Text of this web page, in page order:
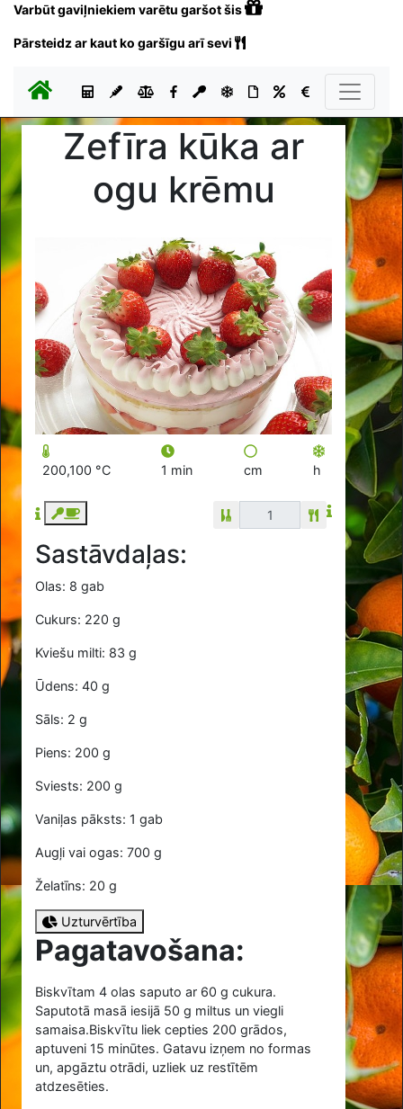
Varbūt gaviļniekiem varētu garšot šis
Pārsteidz ar kaut ko garšīgu arī sevi
Zefīra kūka ar
ogu krēmu
200,100 °C 1 min cm h
Sastāvdaļas:
Olas: 8 gab
Cukurs: 220 g
Kviešu milti: 83 g
Ūdens: 40 g
Sāls: 2 g
Piens: 200 g
Sviests: 200 g
Vaniļas pāksts: 1 gab
Augļi vai ogas: 700 g
Želatīns: 20 g
Uzturvērtība
Pagatavošana:
Biskvītam4 olas saputo ar 60 g cukura.
Saputotā masā iesijā 50 g miltus un viegli
samaisa.Biskvītu liek cepties 200 grādos,
aptuveni 15 minūtes. Gatavu izņem no formas
un, apgāztu otrādi, uzliek uz restītēm
atdzesēties.